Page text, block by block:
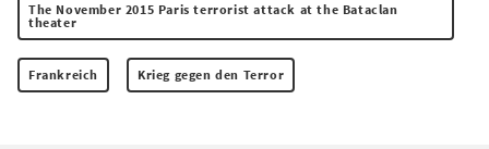
The November 2015 Paris terrorist attack at the Bataclan
theater
Frankreich Krieg gegen den Terror